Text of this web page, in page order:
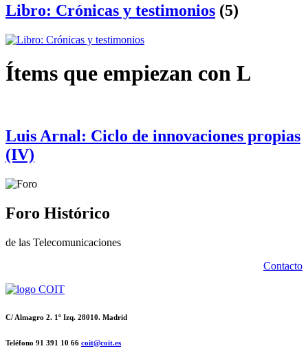
Libro: Crónicas y testimonios (5)
Ítems que empiezan con L
Luis Arnal: Ciclo de innovaciones propias
(IV)
Foro Histórico
de las Telecomunicaciones
Contacto
C/ Almagro 2. 1º Izq. 28010. Madrid
Teléfono 91 391 10 66 coit@coit.es